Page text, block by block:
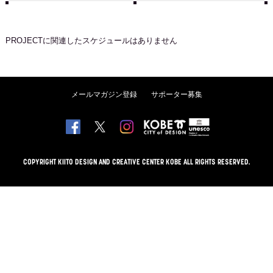
PROJECTに関連したスケジュールはありません
メールマガジン登録 サポーター募集
COPYRIGHT KIITO DESIGN AND CREATIVE CENTER KOBE ALL RIGHTS RESERVED.